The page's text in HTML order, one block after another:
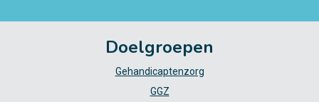
Doelgroepen
Gehandicaptenzorg
GGZ